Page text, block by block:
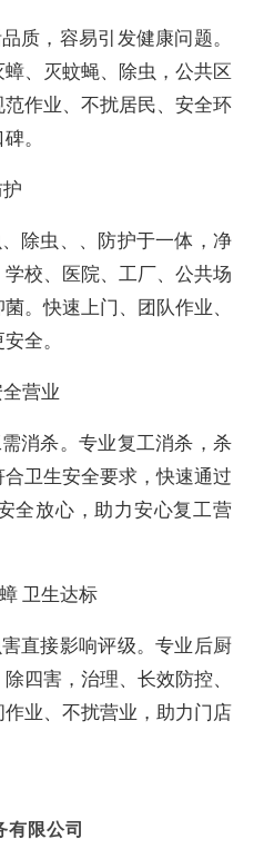
质，容易引发健康问题。
、灭蚊蝇、除虫，公共区
作业、不扰居民、安全环
。
除虫、、防护于一体，净
校、医院、工厂、公共场
。快速上门、团队作业、
全。
营业
消杀。专业复工消杀，杀
卫生安全要求，快速通过
全放心，助力安心复工营
卫生达标
直接影响评级。专业后厨
四害，治理、长效防控、
业、不扰营业，助力门店
有限公司